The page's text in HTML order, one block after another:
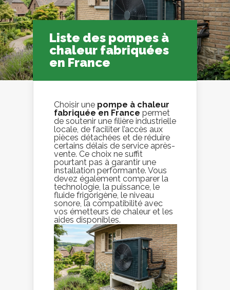
Liste des pompes à
chaleur fabriquées
en France
Choisir une pompe à chaleur
fabriquée en France permet
de soutenir une filière industrielle
locale, de faciliter l’accès aux
pièces détachées et de réduire
certains délais de service après-
vente. Ce choix ne suffit
pourtant pas à garantir une
installation performante. Vous
devez également comparer la
technologie, la puissance, le
fluide frigorigène, le niveau
sonore, la compatibilité avec
vos émetteurs de chaleur et les
aides disponibles.